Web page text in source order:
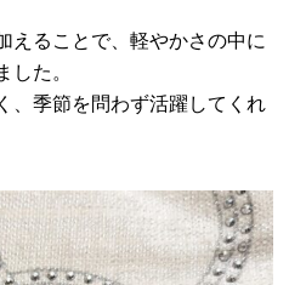
えることで、軽やかさの中に
した。
、季節を問わず活躍してくれ